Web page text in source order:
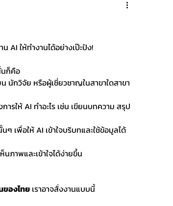
AI ให้ทำงานได้อย่างเป๊ะปัง!
นก็คือ
นักวิจัย หรือผู้เชี่ยวชาญในสาขาใดสาขา
รให้ AI ทำอะไร เช่น เขียนบทความ สรุป
เพื่อให้ AI เข้าใจบริบทและใช้ข้อมูลได้
ภาพและเข้าใจได้ง่ายขึ้น
ของไทย เราอาจสั่งงานแบบนี้